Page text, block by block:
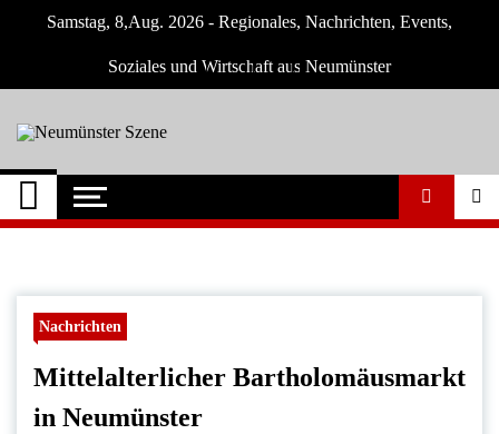
Samstag, 8,Aug. 2026 - Regionales, Nachrichten, Events,
Soziales und Wirtschaft aus Neumünster
Neumünster Szene
Neuigkeiten und Nachrichten aus
Neumünster und Umgebung
Nachrichten
Mittelalterlicher Bartholomäusmarkt
in Neumünster